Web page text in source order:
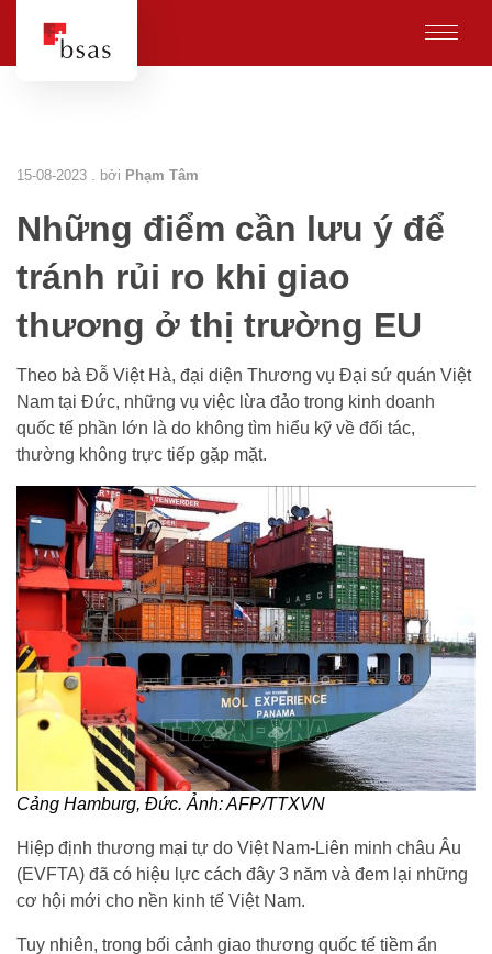
15-08-2023 . bởi Phạm Tâm
Những điểm cần lưu ý để
tránh rủi ro khi giao
thương ở thị trường EU
Theo bà Đỗ Việt Hà, đại diện Thương vụ Đại sứ quán Việt
Nam tại Đức, những vụ việc lừa đảo trong kinh doanh
quốc tế phần lớn là do không tìm hiểu kỹ về đối tác,
thường không trực tiếp gặp mặt.
Cảng Hamburg, Đức. Ảnh: AFP/TTXVN
Hiệp định thương mại tự do Việt Nam-Liên minh châu Âu
(EVFTA) đã có hiệu lực cách đây 3 năm và đem lại những
cơ hội mới cho nền kinh tế Việt Nam.
Tuy nhiên, trong bối cảnh giao thương quốc tế tiềm ẩn